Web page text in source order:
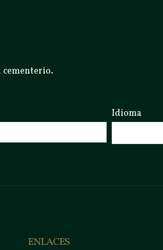
cementerio.
Idioma
ENLACES